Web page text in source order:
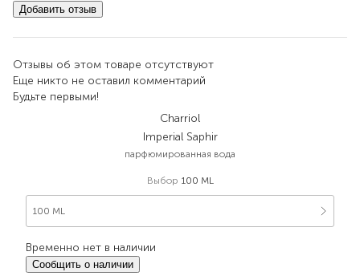
Добавить отзыв
Отзывы об этом товаре отсутствуют
Еще никто не оставил комментарий
Будьте первыми!
Charriol
Imperial Saphir
парфюмированная вода
Выбор 100 ML
100 ML
Временно нет в наличии
Сообщить о наличии